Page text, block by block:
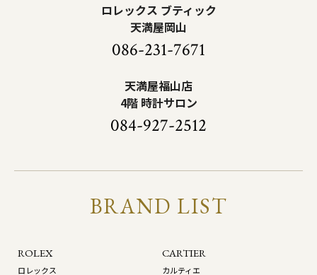
ロレックス ブティック
天満屋岡山
086-231-7671
天満屋福山店
4階 時計サロン
084-927-2512
BRAND LIST
ROLEX
ロレックス
CARTIER
カルティエ